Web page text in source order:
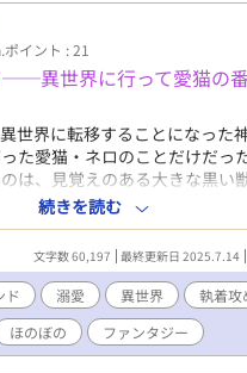
イント : 21
──異世界に行って愛猫の
世界に転移することになった
った愛猫・ネロのことだけだ
は、見覚えのある大きな黒い
だ。 わからないことばかりの
っと大丈夫。 少しずつ心をほ
な毎日を楽しむ周たち。 しかし
る―― 一人と一匹がいちゃい
BLファンタジー。 こんにち
10-18話 首都編 19-28話 番
溺愛猫獣人×気弱男子 他サイト
続きを読む
文字数 60,197 最終更新日 2025.7.14
ド 溺愛 異世界
執着攻
ほのぼの ファンタジー